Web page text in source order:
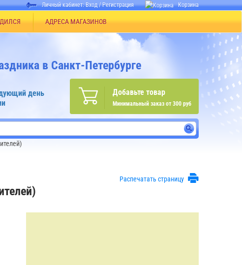
Личный кабинет:Вход/Регистрация Корзина
АДРЕСА МАГАЗИНОВ
в Санкт-Петербурге
Добавьте товар
Минимальный заказ от 300 руб
день
Распечатать страницу